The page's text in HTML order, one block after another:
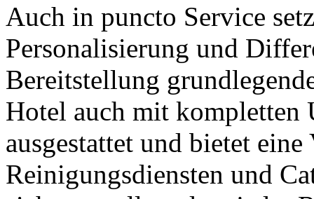
Auch in puncto Service
Personalisierung und
Bereitstellung
Hotel auch mit kompletten
ausgestattet und bietet
Reinigungsdiensten und